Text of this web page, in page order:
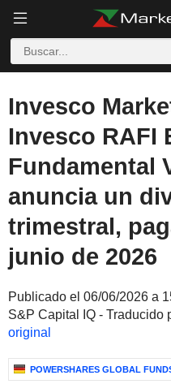
Invesco
Invesco RAFI
Fundamental
anuncia un
trimestral,
junio de 2026
Publicado el 06/06/2026 a
S&P Capital IQ - Traducido
original
POWERSHARES GLOBAL